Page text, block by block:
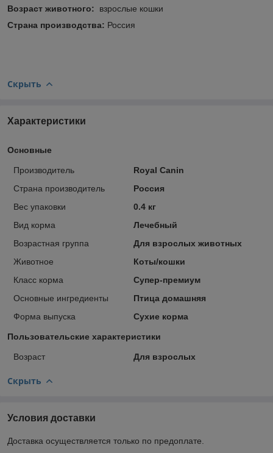
Возраст животного:
взрослые кошки
Страна производства: Россия
Скрыть
Характеристики
Основные
Производитель
Royal Canin
Страна производитель
Россия
Вес упаковки
0.4 кг
Вид корма
Лечебный
Возрастная группа
Для взрослых животных
Животное
Коты/кошки
Класс корма
Супер-премиум
Основные ингредиенты
Птица домашняя
Форма выпуска
Сухие корма
Пользовательские характеристики
Возраст Для взрослых
Скрыть
Условия доставки
Доставка осуществляется только по предоплате.